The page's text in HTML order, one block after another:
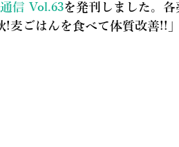
信 Vol.63を発刊しました。各
!麦ごはんを食べて体質改善!!